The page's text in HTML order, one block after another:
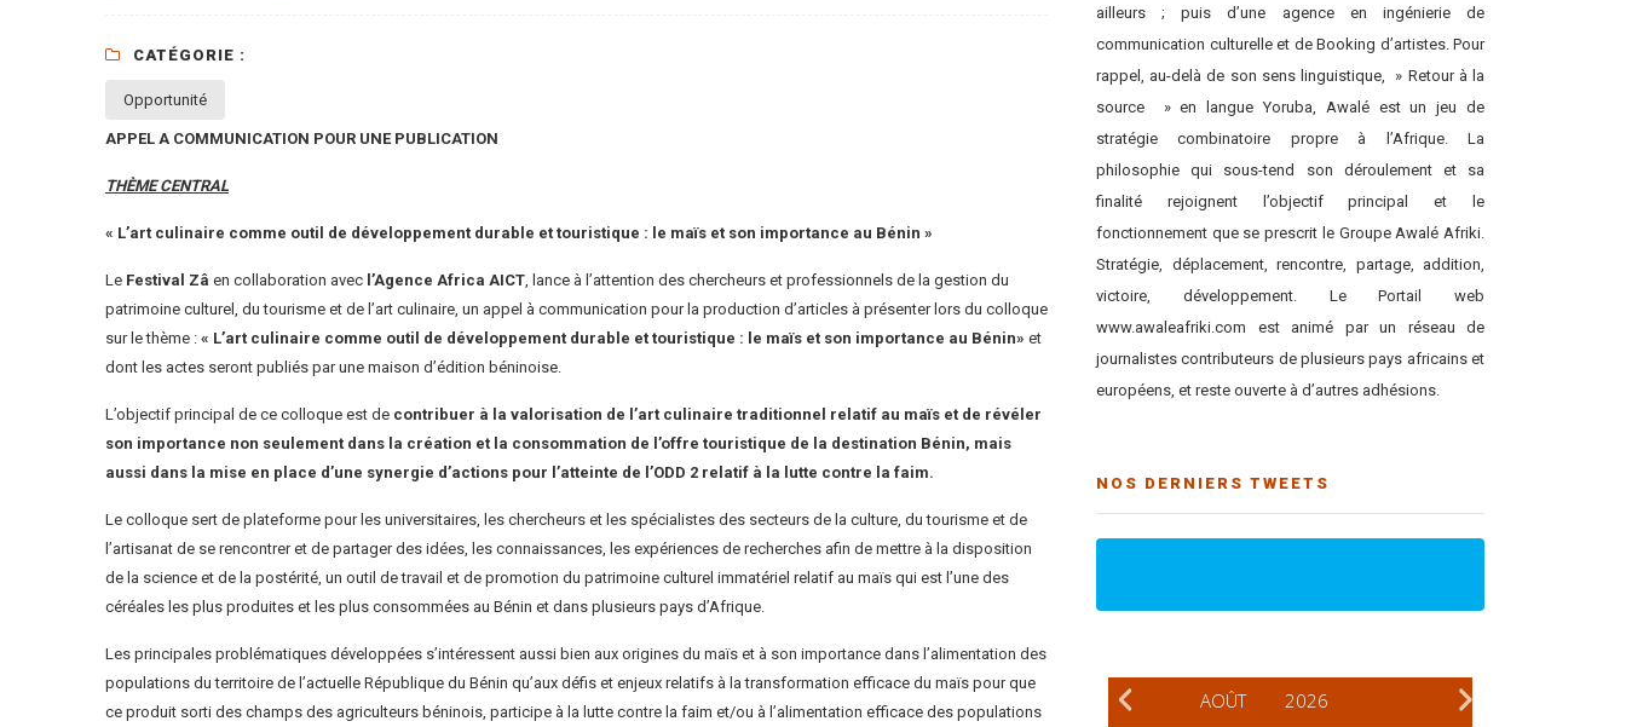
CATÉGORIE :
Opportunité
APPEL A COMMUNICATION POUR UNE PUBLICATION
THÈMECENTRAL
« L’art culinaire comme outil de développement durable et touristique : le maïs et son importance au Bénin »
Le Festival Zâ en collaboration avec l’Agence Africa AICT, lance à l’attention des chercheurs et professionnels de la gestion du
patrimoine culturel, du tourisme et de l’art culinaire, un appel à communication pour la production d’articles à présenter lors du colloque
sur le thème : « L’art culinaire comme outil de développement durable et touristique : le maïs et son importance au Bénin» et
dont les actes seront publiés par une maison d’édition béninoise.
L’objectif principal de ce colloque est de contribuer à la valorisation de l’art culinaire traditionnel relatif au maïs et de révéler
son importance non seulement dans la création et la consommation de l’offre touristique de la destination Bénin, mais
aussi dans la mise en place d’une synergie d’actions pour l’atteinte de l’ODD 2 relatif à la lutte contre la faim.
Le colloque sert de plateforme pour les universitaires, les chercheurs et les spécialistes des secteurs de la culture, du tourisme et de
l’artisanat de se rencontrer et de partager des idées, les connaissances, les expériences de recherches afin de mettre à la disposition
de la science et de la postérité, un outil de travail et de promotion du patrimoine culturel immatériel relatif au maïs qui est l’une des
céréales les plus produites et les plus consommées au Bénin et dans plusieurs pays d’Afrique.
Les principales problématiques développées s’intéressent aussi bien aux origines du maïs et à son importance dans l’alimentation des
populations du territoire de l’actuelle République du Bénin qu’aux défis et enjeux relatifs à la transformation efficace du maïs pour que
ce produit sorti des champs des agriculteurs béninois, participe à la lutte contre la faim et/ou à l’alimentation efficace des populations
ailleurs ; puis d’une agence en ingénierie de
communication culturelle et de Booking d’artistes. Pour
rappel, au-delà de son sens linguistique, » Retour à la
source » en langue Yoruba, Awalé est un jeu de
stratégie combinatoire propre à l’Afrique. La
philosophie qui sous-tend son déroulement et sa
finalité rejoignent l’objectif principal et le
fonctionnement que se prescrit le Groupe Awalé Afriki.
Stratégie, déplacement, rencontre, partage, addition,
victoire, développement. Le Portail web
www.awaleafriki.com est animé par un réseau de
journalistes contributeurs de plusieurs pays africains et
européens, et reste ouverte à d’autres adhésions.
NOS DERNIERS TWEETS
AOÛT 2026